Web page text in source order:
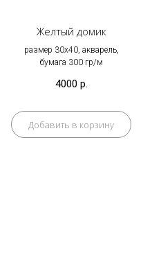
Желтый домик
размер 30х40, акварель,
бумага 300 гр/м
4000 р.
Добавить в корзину